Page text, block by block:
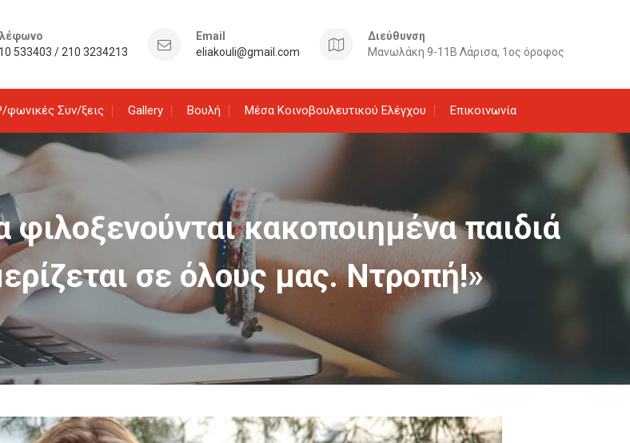
533403 / 210 3234213
Email
eliakouli@gmail.com
Διεύθυνση
Μανωλάκη 9-11Β Λάρισα, 1ος όροφος
φωνικές Συν/ξεις Gallery Βουλή Μέσα Κοινοβουλευτικού Ελέγχου Επικοινωνία
κακοποιημένα παιδιά
σε όλους μας. Ντροπή!»